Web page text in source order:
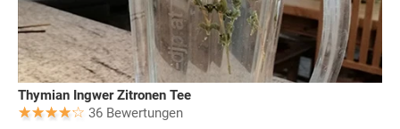
Thymian Ingwer Zitronen Tee
36 Bewertungen